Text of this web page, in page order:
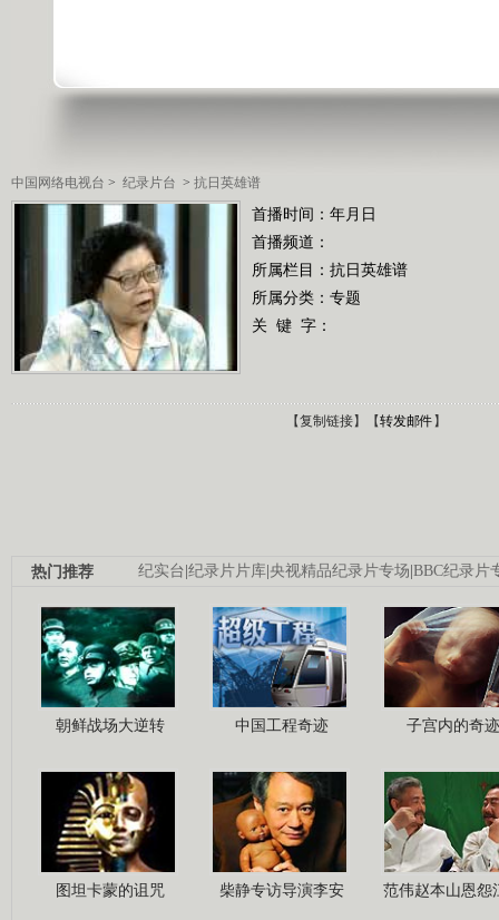
中国网络电视台 > 纪录片台 > 抗日英雄谱
首播时间：年月日
首播频道：
所属栏目： 抗日英雄谱
所属分类：专题
关 键 字：
【复制链接】【转发邮件】
纪实台|纪录片片库|央视精品纪录片专场|BBC纪录片
热门推荐
朝鲜战场大逆转 中国工程奇迹 子宫内的奇迹
图坦卡蒙的诅咒 柴静专访导演李安 范伟赵本山恩怨